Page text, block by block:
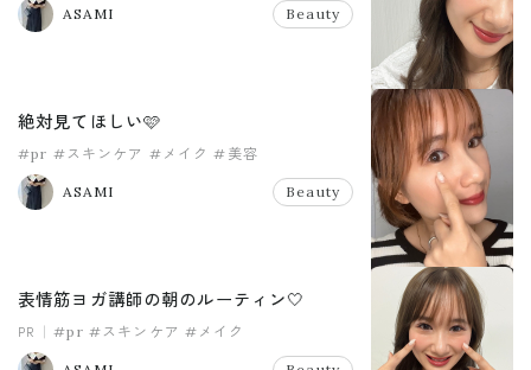
ASAMI Beauty
絶対見てほしい🩷
#pr #スキンケア #メイク #美容
ASAMI Beauty
表情筋ヨガ講師の朝のルーティン🤍
PR #pr #スキンケア #メイク